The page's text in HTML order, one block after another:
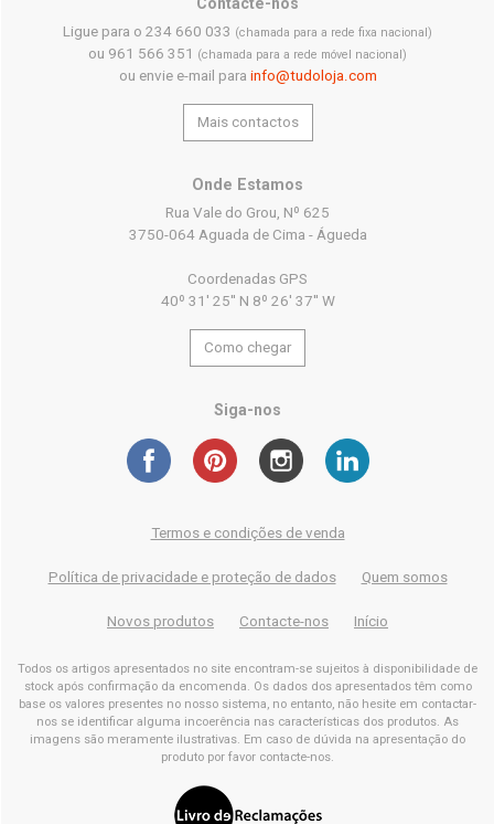
Ligue para o 234 660 033 (chamada para a rede fixa nacional)
ou 961 566 351 (chamada para a rede móvel nacional)
ou envie e-mail para info@tudoloja.com
Mais contactos
Onde Estamos
Rua Vale do Grou, Nº 625
3750-064 Aguada de Cima - Águeda
Coordenadas GPS
40º 31' 25'' N 8º 26' 37'' W
Como chegar
Siga-nos
Termos e condições de venda
Política de privacidade e proteção de dados Quem somos
Novos produtos Contacte-nos Início
Todos os artigos apresentados no site encontram-se sujeitos à disponibilidade de
stock após confirmação da encomenda. Os dados dos apresentados têm como
base os valores presentes no nosso sistema, no entanto, não hesite em contactar-
nos se identificar alguma incoerência nas características dos produtos. As
imagens são meramente ilustrativas. Em caso de dúvida na apresentação do
produto por favor contacte-nos.